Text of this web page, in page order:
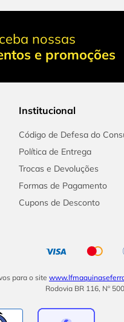
nossas
e promoções
Institucional
Código de Defesa do
Política de Entrega
Trocas e Devoluções
Formas de Pagamento
Cupons de Desconto
para o site
Rodovia BR 116, Nº